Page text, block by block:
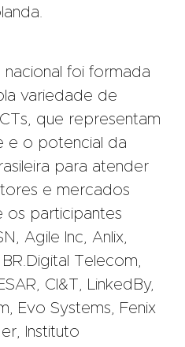
foi formada
variedade de
que representam
e o potencial da
para atender
e mercados
os participantes
Agile Inc, Anlix,
Telecom,
CI&T, LinkedBy,
Evo Systems, Fenix
Instituto